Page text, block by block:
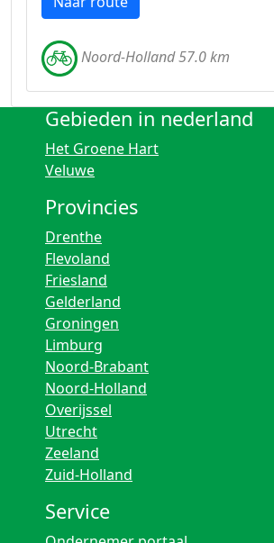
Noord-Holland 57.0 km
Gebieden in nederland
Het Groene Hart
Veluwe
Provincies
Drenthe
Flevoland
Friesland
Gelderland
Groningen
Limburg
Noord-Brabant
Noord-Holland
Overijssel
Utrecht
Zeeland
Zuid-Holland
Service